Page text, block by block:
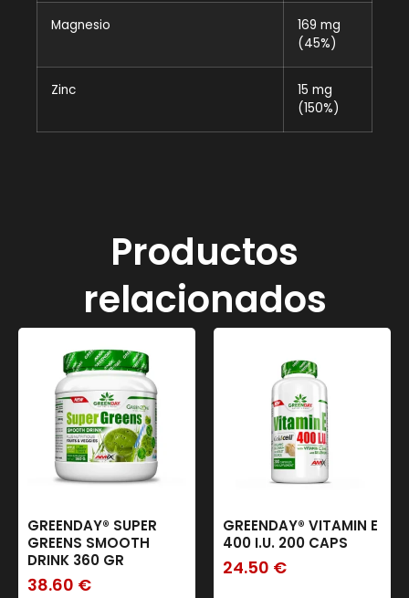
Magnesio
169 mg
(45%)
Zinc
15 mg
(150%)
Productos
relacionados
GREENDAY® SUPER
GREENS SMOOTH
DRINK 360 GR
38.60 €
GREENDAY® VITAMIN E
400 I.U. 200 CAPS
24.50 €